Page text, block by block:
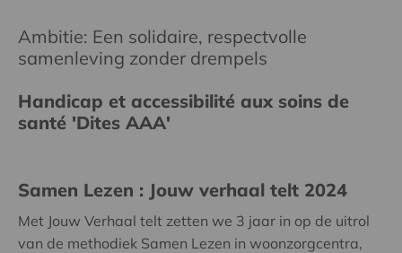
Ambitie: Een solidaire, respectvolle
samenleving zonder drempels
Handicap et accessibilité aux soins de
santé 'Dites AAA'
Samen Lezen : Jouw verhaal telt 2024
Met Jouw Verhaal telt zetten we 3 jaar in op de uitrol
van de methodiek Samen Lezen in woonzorgcentra,